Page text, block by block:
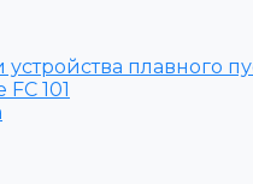
плавного
101